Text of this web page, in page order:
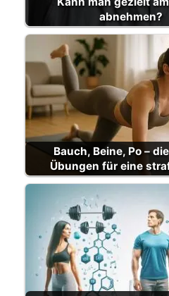
abnehmen?
Bauch, Beine, Po –
Übungen für eine